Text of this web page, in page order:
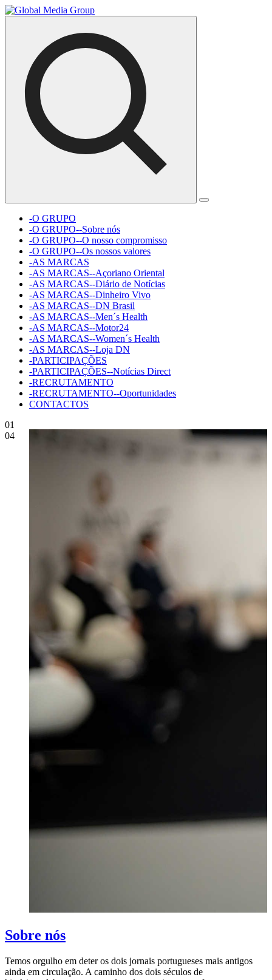
-O GRUPO
-O GRUPO--Sobre nós
-O GRUPO--O nosso compromisso
-O GRUPO--Os nossos valores
-AS MARCAS
-AS MARCAS--Açoriano Oriental
-AS MARCAS--Diário de Notícias
-AS MARCAS--Dinheiro Vivo
-AS MARCAS--DN Brasil
-AS MARCAS--Men´s Health
-AS MARCAS--Motor24
-AS MARCAS--Women´s Health
-AS MARCAS--Loja DN
-PARTICIPAÇÕES
-PARTICIPAÇÕES--Notícias Direct
-RECRUTAMENTO
-RECRUTAMENTO--Oportunidades
CONTACTOS
Sobre nós
Temos orgulho em deter os dois jornais portugueses mais antigos
ainda em circulação. A caminho dos dois séculos de
01
04